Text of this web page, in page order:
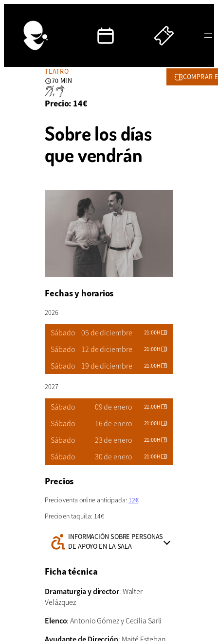
TEATRO
DURACIÓN:
70
MINUTOS
70 MIN
Precio: 14€
COMPRAR
Sobre los días
que vendrán
Fechas y horarios
2026
Sábado 05 de diciembre 21:00H
Sábado 12 de diciembre 21:00H
Sábado 19 de diciembre 21:00H
2027
Sábado 09 de enero 21:00H
Sábado 16 de enero 21:00H
Sábado 23 de enero 21:00H
Sábado 30 de enero 21:00H
Precios
Precio venta online anticipada: 12€
Precio en taquilla: 14€
Información
INFORMACIÓN SOBRE PERSONAS
DE APOYO EN LA SALA
Ficha técnica
Dramaturgia y director: Walter
Velázquez
Elenco: Antonio Gómez y Cecilia Sarli
Ayudante de Dirección: Maité Esteban